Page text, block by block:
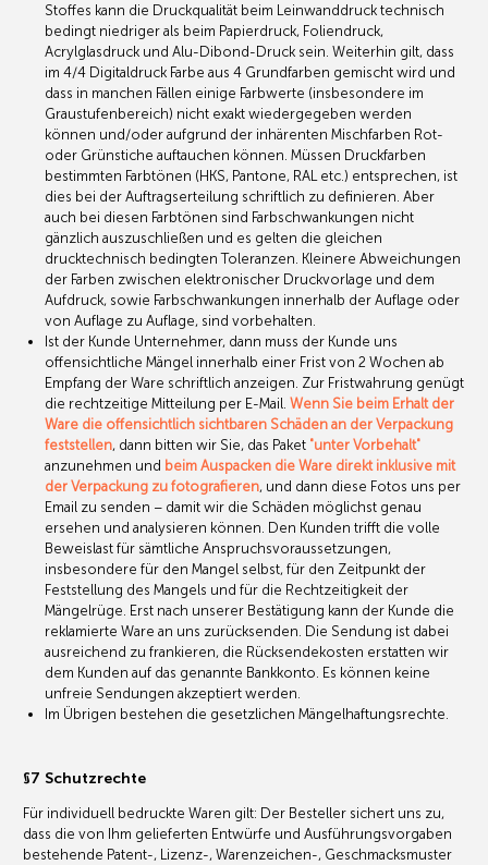
Stoffes kann die Druckqualität beim Leinwanddruck technisch
bedingt niedriger als beim Papierdruck, Foliendruck,
Acrylglasdruck und Alu-Dibond-Druck sein. Weiterhin gilt, dass
im 4/4 Digitaldruck Farbe aus 4 Grundfarben gemischt wird und
dass in manchen Fällen einige Farbwerte (insbesondere im
Graustufenbereich) nicht exakt wiedergegeben werden
können und/oder aufgrund der inhärenten Mischfarben Rot-
oder Grünstiche auftauchen können. Müssen Druckfarben
bestimmten Farbtönen (HKS, Pantone, RAL etc.) entsprechen, ist
dies bei der Auftragserteilung schriftlich zu definieren. Aber
auch bei diesen Farbtönen sind Farbschwankungen nicht
gänzlich auszuschließen und es gelten die gleichen
drucktechnisch bedingten Toleranzen. Kleinere Abweichungen
der Farben zwischen elektronischer Druckvorlage und dem
Aufdruck, sowie Farbschwankungen innerhalb der Auflage oder
von Auflage zu Auflage, sind vorbehalten.
Ist der Kunde Unternehmer, dann muss der Kunde uns
offensichtliche Mängel innerhalb einer Frist von 2 Wochen ab
Empfang der Ware schriftlich anzeigen. Zur Fristwahrung genügt
die rechtzeitige Mitteilung per E-Mail. Wenn Sie beim Erhalt der
Ware die offensichtlich sichtbaren Schäden an der Verpackung
feststellen, dann bitten wir Sie, das Paket "unter Vorbehalt"
anzunehmen und beim Auspacken die Ware direkt inklusive mit
der Verpackung zu fotografieren, und dann diese Fotos uns per
Email zu senden – damit wir die Schäden möglichst genau
ersehen und analysieren können. Den Kunden trifft die volle
Beweislast für sämtliche Anspruchsvoraussetzungen,
insbesondere für den Mangel selbst, für den Zeitpunkt der
Feststellung des Mangels und für die Rechtzeitigkeit der
Mängelrüge. Erst nach unserer Bestätigung kann der Kunde die
reklamierte Ware an uns zurücksenden. Die Sendung ist dabei
ausreichend zu frankieren, die Rücksendekosten erstatten wir
dem Kunden auf das genannte Bankkonto. Es können keine
unfreie Sendungen akzeptiert werden.
Im Übrigen bestehen die gesetzlichen Mängelhaftungsrechte.
§7 Schutzrechte
Für individuell bedruckte Waren gilt: Der Besteller sichert uns zu,
dass die von Ihm gelieferten Entwürfe und Ausführungsvorgaben
bestehende Patent-, Lizenz-, Warenzeichen-, Geschmacksmuster